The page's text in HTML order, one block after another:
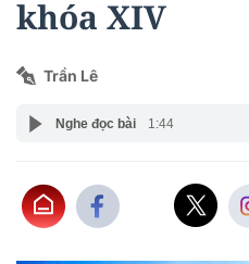
khóa XIV
Trần Lê
Nghe đọc bài 1:44